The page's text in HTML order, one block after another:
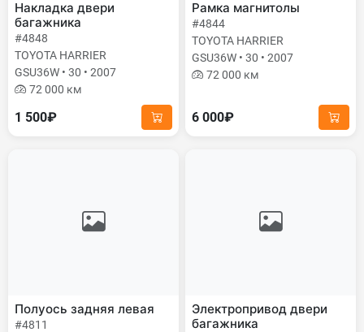
Накладка двери
багажника
#4848
TOYOTA HARRIER
GSU36W • 30 • 2007
72 000 км
1 500₽
Рамка магнитолы
#4844
TOYOTA HARRIER
GSU36W • 30 • 2007
72 000 км
6 000₽
Полуось задняя левая
#4811
Электропривод двери
багажника